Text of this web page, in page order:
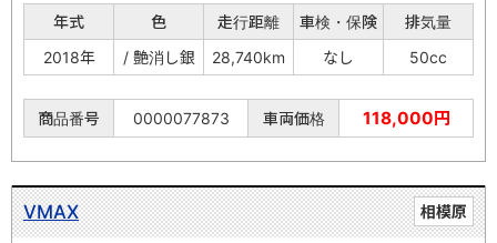
年式 色 走行距離 車検・保険
排気量
2018年
/ 艶消し銀 28,740km なし 50cc
商品番号 0000077873 車両価格 118,000円
相模原
VMAX